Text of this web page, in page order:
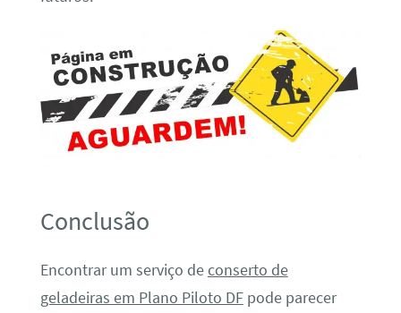
Conclusão
Encontrar um serviço deconserto de
geladeiras em Plano Piloto DFpode parecer